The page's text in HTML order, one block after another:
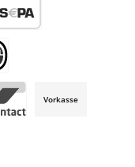
Pay (via Stripe)
Lastschrift (via
(via Stripe)
Vorkasse